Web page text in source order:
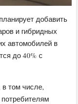
добавить
и гибридных
автомобилей в
до 40% с
том числе,